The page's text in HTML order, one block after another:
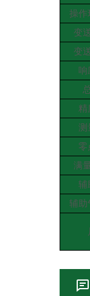
操作
变
变
响
精
测
零
满
辅
辅助